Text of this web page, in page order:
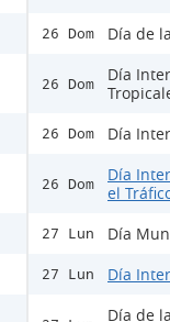
26 Dom Día de
26 Dom
Día
26 Dom Día
26 Dom
Día
el
27 Lun Día
27 Lun Día
Día de